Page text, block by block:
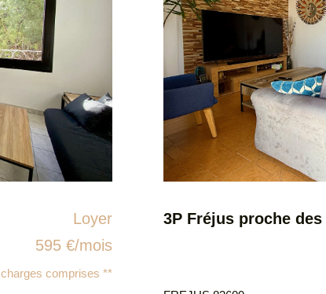
Loyer
595 €/mois
charges comprises **
3P Fréjus proche